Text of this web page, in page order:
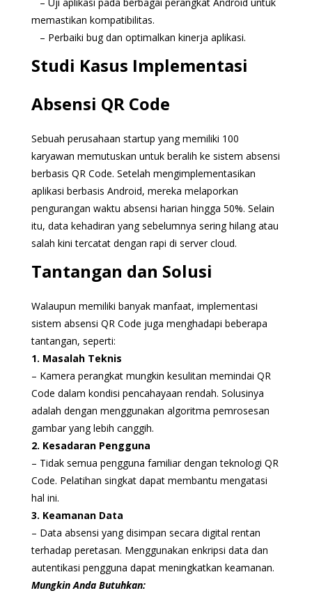
memastikan kompatibilitas.
– Perbaiki bug dan optimalkan kinerja aplikasi.
Studi Kasus Implementasi
Absensi QR Code
Sebuah perusahaan startup yang memiliki 100
karyawan memutuskan untuk beralih ke sistem absensi
berbasis QR Code. Setelah mengimplementasikan
aplikasi berbasis Android, mereka melaporkan
pengurangan waktu absensi harian hingga 50%. Selain
itu, data kehadiran yang sebelumnya sering hilang atau
salah kini tercatat dengan rapi di server cloud.
Tantangan dan Solusi
Walaupun memiliki banyak manfaat, implementasi
sistem absensi QR Code juga menghadapi beberapa
tantangan, seperti:
1. Masalah Teknis
– Kamera perangkat mungkin kesulitan memindai QR
Code dalam kondisi pencahayaan rendah. Solusinya
adalah dengan menggunakan algoritma pemrosesan
gambar yang lebih canggih.
2. Kesadaran Pengguna
– Tidak semua pengguna familiar dengan teknologi QR
Code. Pelatihan singkat dapat membantu mengatasi
hal ini.
3. Keamanan Data
– Data absensi yang disimpan secara digital rentan
terhadap peretasan. Menggunakan enkripsi data dan
autentikasi pengguna dapat meningkatkan keamanan.
Mungkin Anda Butuhkan: